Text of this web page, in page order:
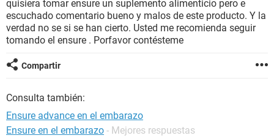
SEXUALIDAD
GLOSARIO
quisiera tomar ensure un suplemento alimenticio pero e
escuchado comentario bueno y malos de este producto. Y la
verdad no se si se han cierto. Usted me recomienda seguir
tomando el ensure . Porfavor contésteme
Compartir
Consulta también:
Ensure advance en el embarazo
Ensure en el embarazo - Mejores respuestas